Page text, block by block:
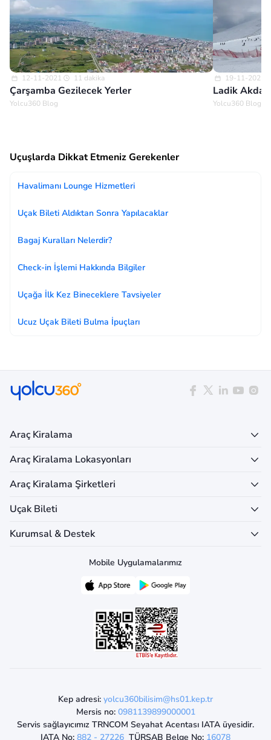
12-11-2021 11 dakika
Çarşamba Gezilecek Yerler
Yolcu360 Blog
19-11-2025
Ladik
Yolcu360 Blog
Uçuşlarda Dikkat Etmeniz Gerekenler
Havalimanı Lounge Hizmetleri
Uçak Bileti Aldıktan Sonra Yapılacaklar
Bagaj Kuralları Nelerdir?
Check-in İşlemi Hakkında Bilgiler
Uçağa İlk Kez Bineceklere Tavsiyeler
Ucuz Uçak Bileti Bulma İpuçları
Araç Kiralama
Araç Kiralama Lokasyonları
Araç Kiralama Şirketleri
Uçak Bileti
Kurumsal & Destek
Mobile Uygulamalarımız
Kep adresi: yolcu360bilisim@hs01.kep.tr
Mersis no: 0981139899000001
Servis sağlayıcımız TRNCOM Seyahat Acentası IATA üyesidir.
IATA No: 882 - 27226 TÜRSAB Belge No: 16078